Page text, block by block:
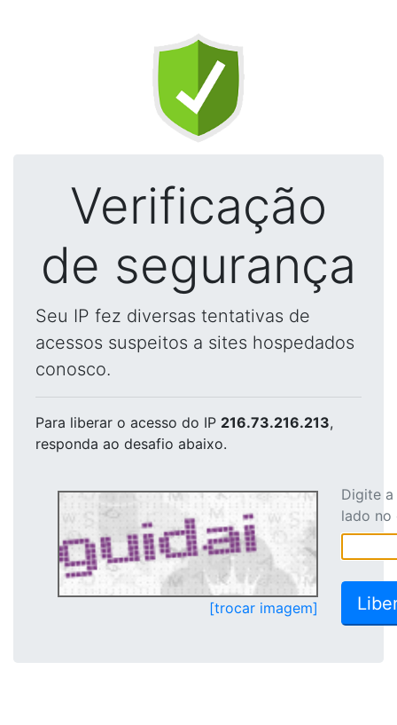
Verificação
de segurança
Seu IP fez diversas tentativas de
acessos suspeitos a sites hospedados
conosco.
Para liberar o acesso do IP 216.73.216.213,
responda ao desafio abaixo.
[trocar imagem]
Digite
lado no